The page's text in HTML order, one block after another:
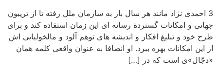
3 احمدی نژاد مانند هر سال باز به سازمان ملل رفته تا از تریبون
جهانی و امکانات گستردة رسانه ای این زمان استفاده کند و برای
طرح خود و تبلیغ افکار و اندیشه های توهم آلود و مالخولیایی اش
از این امکانات بهره ببرد. او انصافا به عنوان واقعی کلمه همان
«دجّال»ی است که در […]